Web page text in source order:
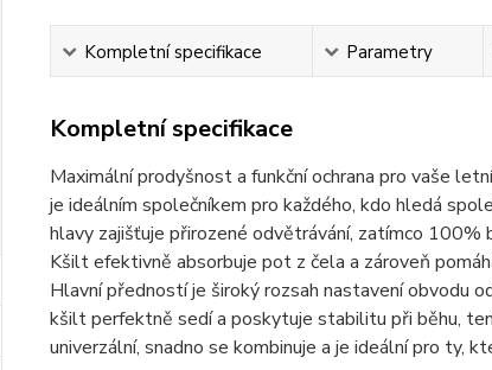
Kompletní specifikace Parametry
Kompletní specifikace
Maximální prodyšnost a funkční ochrana pro vaše
je ideálním společníkem pro každého, kdo hledá
hlavy zajišťuje přirozené odvětrávání, zatímco
Kšilt efektivně absorbuje pot z čela a zároveň
Hlavní předností je široký rozsah nastavení obvodu
kšilt perfektně sedí a poskytuje stabilitu při běhu,
univerzální, snadno se kombinuje a je ideální pro ty,